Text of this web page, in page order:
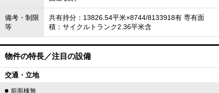
備考・制限
等
共有持分：13826.54平米×8744/8133918有 専有面
積：サイクルトランク2.36平米含
物件の特長／注目の設備
交通・立地
前面棟無